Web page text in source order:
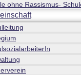
ohne Rassismus-